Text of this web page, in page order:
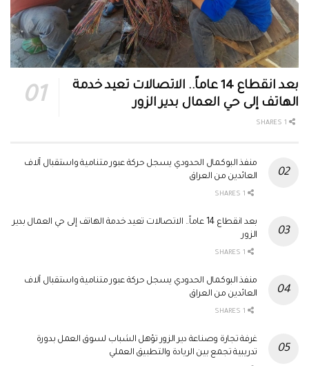
بعد انقطاع 14 عاماً.. الاتصالات تعيد خدمة
الهاتف إلى حي العمال بدير الزور
منفذ البوكمال الحدودي يسجل حركة عبور متنامية واستقبال آلاف
العائدين من العراق
بعد انقطاع 14 عاماً.. الاتصالات تعيد خدمة الهاتف إلى حي العمال بدير
الزور
منفذ البوكمال الحدودي يسجل حركة عبور متنامية واستقبال آلاف
العائدين من العراق
غرفة تجارة وصناعة دير الزور تؤهل الشباب لسوق العمل بدورة
تدريبية تجمع بين الريادة والتطبيق العملي